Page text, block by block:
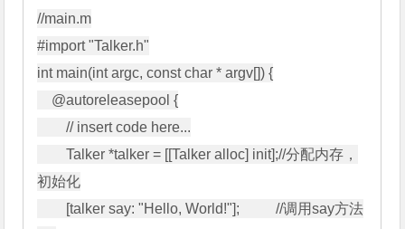
//main.m
#import "Talker.h"
int main(int argc, const char * argv[]) {
        // insert code here...
        Talker *talker = [[Talker alloc] init];//分配内存，
初始化